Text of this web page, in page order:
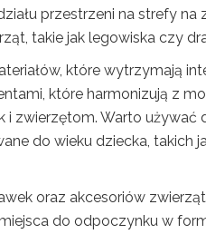
przestrzeni na strefy na
takie jak legowiska czy
które wytrzymają
które harmonizują z
zwierzętom. Warto używać
do wieku dziecka, takich
oraz akcesoriów
do odpoczynku w